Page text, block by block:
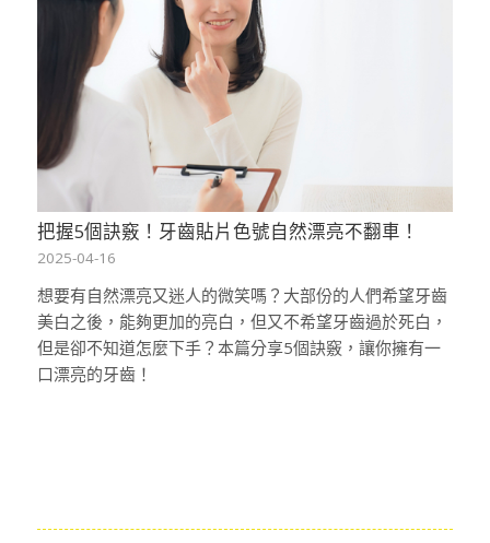
把握5個訣竅！牙齒貼片色號自然漂亮不翻車！
2025-04-16
想要有自然漂亮又迷人的微笑嗎？大部份的人們希望牙齒
美白之後，能夠更加的亮白，但又不希望牙齒過於死白，
但是卻不知道怎麼下手？本篇分享5個訣竅，讓你擁有一
口漂亮的牙齒！